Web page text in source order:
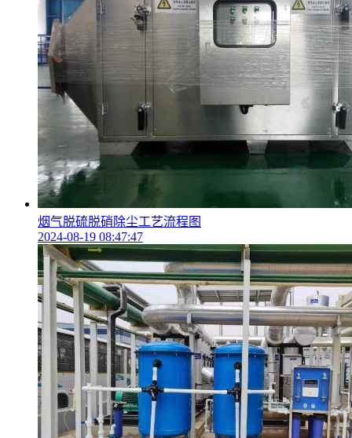
烟气脱硫脱硝除尘工艺流程图
2024-08-19 08:47:47